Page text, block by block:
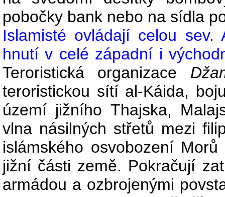
pobočky bank nebo na sídla
Islamisté ovládají celou
hnutí v celé západní i
Teroristická organizace
teroristickou sítí al-Káida,
území jižního Thajska,
vlna násilných střetů mezi
islámského osvobození
jižní části země. Pokračují
armádou a ozbrojenými